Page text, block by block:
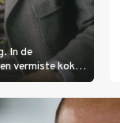
In de
vermiste kok.